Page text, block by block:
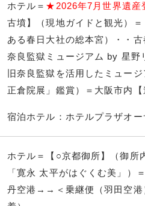
ホテル＝ ★2026年7月世界遺産
古墳】（現地ガイドと観光）
ある春日大社の総本宮）・・
奈良監獄ミュージアム by 星野
旧奈良監獄を活用したミュー
正倉院展」鑑賞）＝大阪市内
宿泊ホテル：ホテルプラザオー
ホテル＝【○京都御所】（御所
「寛永 太平がはぐくむ美」）
丹空港 →→＜乗継便（羽田空